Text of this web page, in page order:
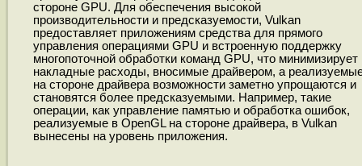
стороне GPU. Для обеспечения высокой
производительности и предсказуемости, Vulkan
предоставляет приложениям средства для прямого
управления операциями GPU и встроенную поддержку
многопоточной обработки команд GPU, что минимизирует
накладные расходы, вносимые драйвером, а
на стороне драйвера возможности заметно упрощаются и
становятся более предсказуемыми. Например, такие
операции, как управление памятью и обработка ошибок,
реализуемые в OpenGL на стороне драйвера, в Vulkan
вынесены на уровень приложения.